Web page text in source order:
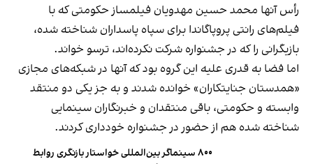
رأس آنها محمد حسین مهدویان فیلمساز حکومتی که با
فیلم‌های رانتی پروپاگاندا برای سپاه پاسداران شناخته شده،
بازیگرانی را که در جشنواره شرکت نکرده‌اند، ترسو خواند.
اما فضا به قدری علیه این گروه بود که آنها در شبکه‌های مجازی
«همدستان جنایتکاران» خوانده شدند و به جز یکی دو منتقد
وابسته و حکومتی، باقی منتقدان و خبرنگاران سینمایی
شناخته شده هم از حضور در جشنواره خودداری کردند.
۸۰۰ سینماگر بین‌المللی خواستار بازنگری روابط